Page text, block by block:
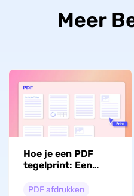
Meer
Hoe je een PDF
tegelprint: Een
voor posterformaat
PDF afdrukken